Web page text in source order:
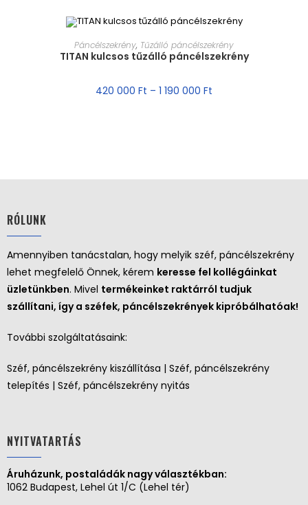
MÉRET VÁLASZTÁSA
Páncélszekrény, Tűzálló páncélszekrény
TITAN kulcsos tűzálló páncélszekrény
420 000 Ft – 1 190 000 Ft
RÓLUNK
Amennyiben tanácstalan, hogy melyik széf, páncélszekrény
lehet megfelelő Önnek, kérem keresse fel kollégáinkat
üzletünkben. Mivel termékeinket raktárról tudjuk
szállítani, így a széfek, páncélszekrények kipróbálhatóak!
További szolgáltatásaink:
Széf, páncélszekrény kiszállítása | Széf, páncélszekrény
telepítés | Széf, páncélszekrény nyitás
NYITVATARTÁS
Áruházunk, postaládák nagy választékban:
1062 Budapest, Lehel út 1/C (Lehel tér)